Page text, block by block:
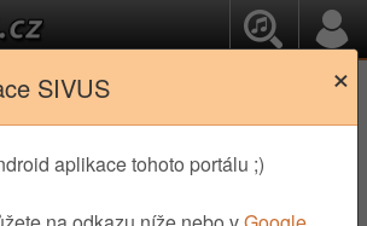
SIVUS ×
aplikace tohoto portálu ;)
- Myslím, že